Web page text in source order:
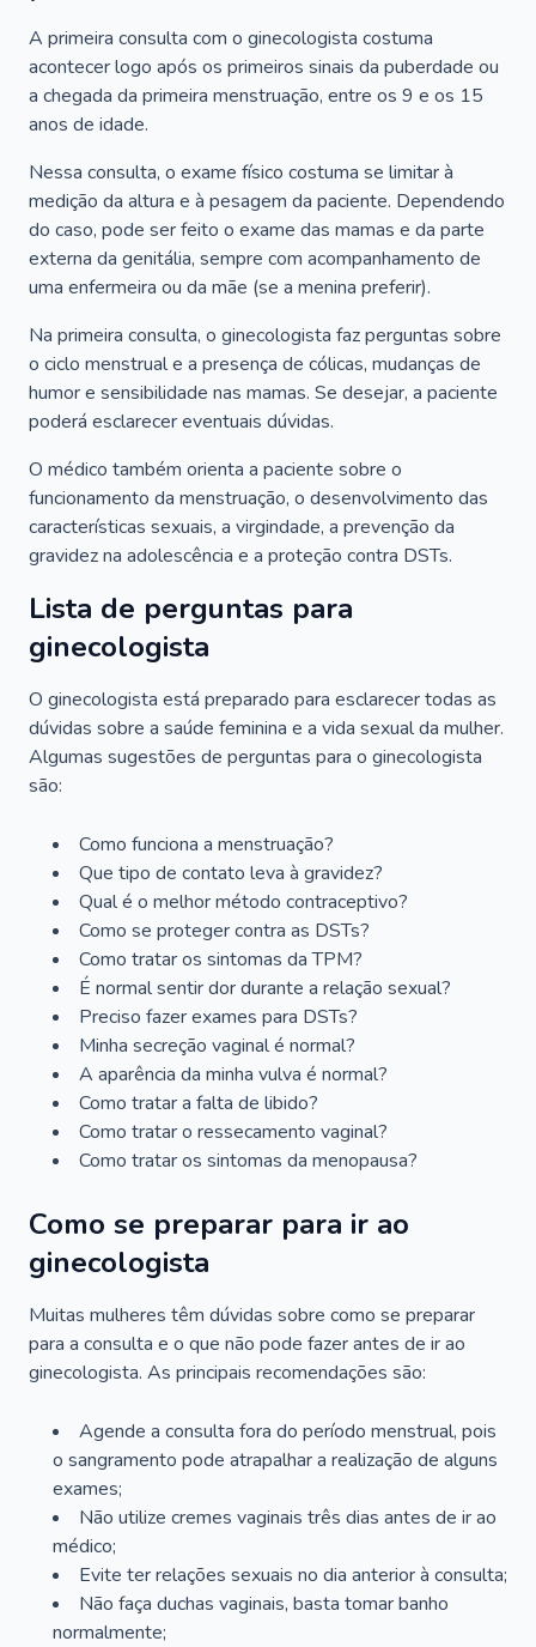
A primeira consulta com o ginecologista costuma
acontecer logo após os primeiros sinais da puberdade ou
a chegada da primeira menstruação, entre os 9 e os 15
anos de idade.
Nessa consulta, o exame físico costuma se limitar à
medição da altura e à pesagem da paciente. Dependendo
do caso, pode ser feito o exame das mamas e da parte
externa da genitália, sempre com acompanhamento de
uma enfermeira ou da mãe (se a menina preferir).
Na primeira consulta, o ginecologista faz perguntas sobre
o ciclo menstrual e a presença de cólicas, mudanças de
humor e sensibilidade nas mamas. Se desejar, a paciente
poderá esclarecer eventuais dúvidas.
O médico também orienta a paciente sobre o
funcionamento da menstruação, o desenvolvimento das
características sexuais, a virgindade, a prevenção da
gravidez na adolescência e a proteção contra DSTs.
Lista de perguntas para
ginecologista
O ginecologista está preparado para esclarecer todas as
dúvidas sobre a saúde feminina e a vida sexual da mulher.
Algumas sugestões de perguntas para o ginecologista
são:
Como funciona a menstruação?
Que tipo de contato leva à gravidez?
Qual é o melhor método contraceptivo?
Como se proteger contra as DSTs?
Como tratar os sintomas da TPM?
É normal sentir dor durante a relação sexual?
Preciso fazer exames para DSTs?
Minha secreção vaginal é normal?
A aparência da minha vulva é normal?
Como tratar a falta de libido?
Como tratar o ressecamento vaginal?
Como tratar os sintomas da menopausa?
Como se preparar para ir ao
ginecologista
Muitas mulheres têm dúvidas sobre como se preparar
para a consulta e o que não pode fazer antes de ir ao
ginecologista. As principais recomendações são:
Agende a consulta fora do período menstrual, pois
o sangramento pode atrapalhar a realização de alguns
exames;
Não utilize cremes vaginais três dias antes de ir ao
médico;
Evite ter relações sexuais no dia anterior à consulta;
Não faça duchas vaginais, basta tomar banho
normalmente;